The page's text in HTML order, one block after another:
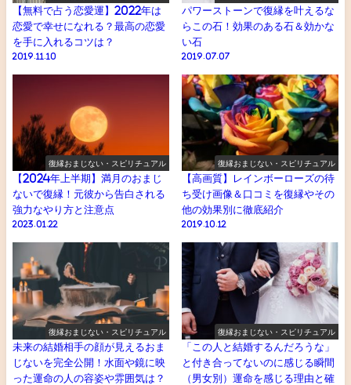
【無料で占う恋愛運】2022年は
恋愛で幸せになれる？最高の恋愛
を手に入れるコツは？
2019.11.10
パワーストーンで復縁を叶えるな
らこの石！効果のある石＆効かな
い石
2019.07.07
復縁おまじない・スピリチュアル
【2024年上半期】満月のおまじ
ないで復縁！元彼から告白される
強力なやり方と注意点
2023.01.22
復縁おまじない・スピリチュアル
【高画質】レインボーローズの待
ち受け画像＆口コミを復縁やその
他の効果別に徹底紹介
2019.10.12
復縁おまじない・スピリチュアル
未来の結婚相手の顔が見えるおま
じないを完全公開！水面や鏡に映
った運命の人の容姿や雰囲気は？
復縁おまじない・スピリチュアル
「この人と結婚するんだろうな」
と付き合ってないのに感じる瞬間
（男女別）運命を感じる理由と確